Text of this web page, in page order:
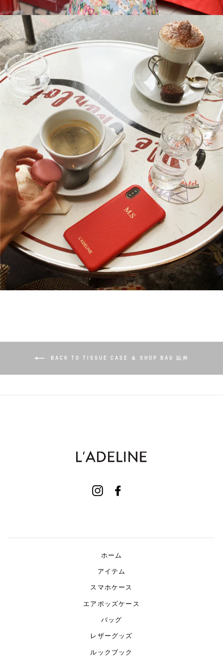
BACK TO TISSUE CASE ＆ SHOP BAG 以外
Instagram
ホーム
アイテム
スマホケース
エアポッズケース
バッグ
レザーグッズ
ルックブック